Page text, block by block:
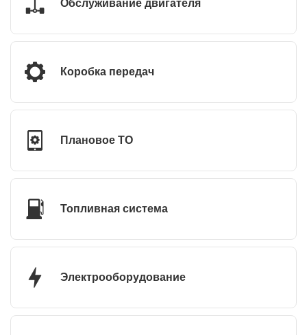
Обслуживание двигателя
Коробка передач
Плановое ТО
Топливная система
Электрооборудование